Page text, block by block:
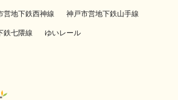
営地下鉄西神線 神戸市営地下鉄山手線
鉄七隈線 ゆいレール